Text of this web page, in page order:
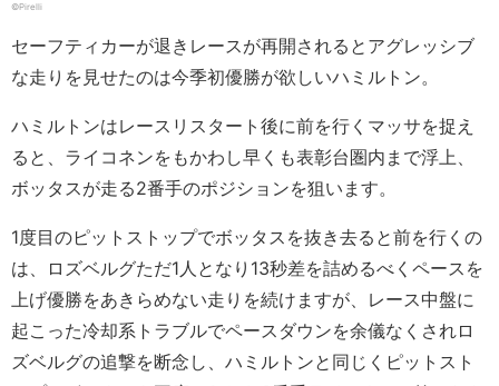
©Pirelli
セーフティカーが退きレースが再開されるとアグレッシブ
な走りを見せたのは今季初優勝が欲しいハミルトン。
ハミルトンはレースリスタート後に前を行くマッサを捉え
ると、ライコネンをもかわし早くも表彰台圏内まで浮上、
ボッタスが走る2番手のポジションを狙います。
1度目のピットストップでボッタスを抜き去ると前を行くの
は、ロズベルグただ1人となり13秒差を詰めるべくペースを
上げ優勝をあきらめない走りを続けますが、レース中盤に
起こった冷却系トラブルでペースダウンを余儀なくされロ
ズベルグの追撃を断念し、ハミルトンと同じくピットスト